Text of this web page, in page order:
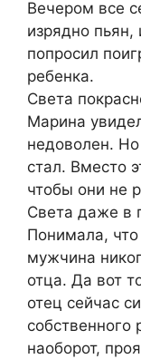
Вечером все
изрядно
попросил
ребенка.
Света
Марина
недоволен.
стал. Вместо
чтобы они не
Света даже в
Понимала, что
мужчина
отца. Да вот
отец сейчас
собственного
наоборот,